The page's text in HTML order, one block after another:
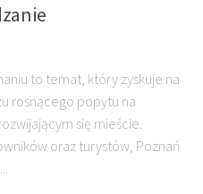
to temat, który zyskuje na
rosnącego popytu na
się mieście.
oraz turystów, Poznań